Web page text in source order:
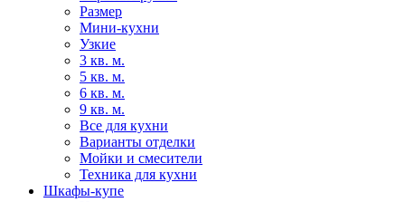
Размер
Мини-кухни
Узкие
3 кв. м.
5 кв. м.
6 кв. м.
9 кв. м.
Все для кухни
Варианты отделки
Мойки и смесители
Техника для кухни
Шкафы-купе